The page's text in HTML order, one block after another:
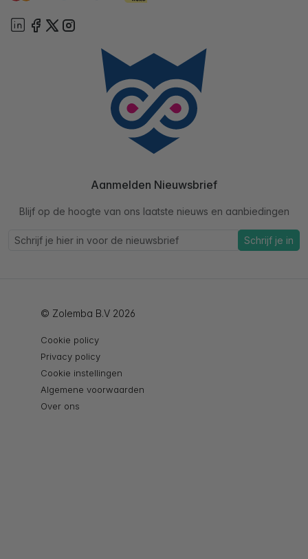
Aanmelden Nieuwsbrief
Blijf op de hoogte van ons laatste nieuws en aanbiedingen
Schrijf je in
© Zolemba B.V 2026
Cookie policy
Privacy policy
Cookie instellingen
Algemene voorwaarden
Over ons